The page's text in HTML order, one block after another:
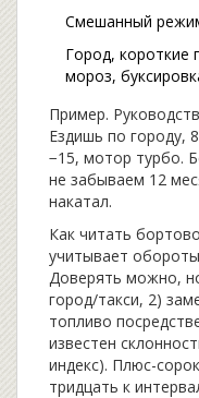
Смешанный
Город, короткие
мороз,
Пример.
Ездишь по городу,
−15, мотор турбо.
не забываем 12
накатал.
Как читать
учитывает
Доверять можно,
город/такси, 2)
топливо
известен
индекс). Плюс-
тридцать к